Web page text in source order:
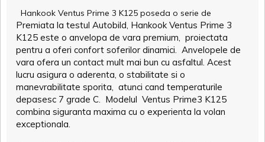
Premiata la testul Autobild, Hankook Ventus Prime 3
K125 este o anvelopa de vara premium, proiectata
pentru a oferi confort soferilor dinamici. Anvelopele de
vara ofera un contact mult mai bun cu asfaltul. Acest
lucru asigura o aderenta, o stabilitate si o
manevrabilitate sporita, atunci cand temperaturile
depasesc 7 grade C. Modelul Ventus Prime3 K125
combina siguranta maxima cu o experienta la volan
exceptionala.
Hankook Ventus Prime 3 K125 poseda o serie de